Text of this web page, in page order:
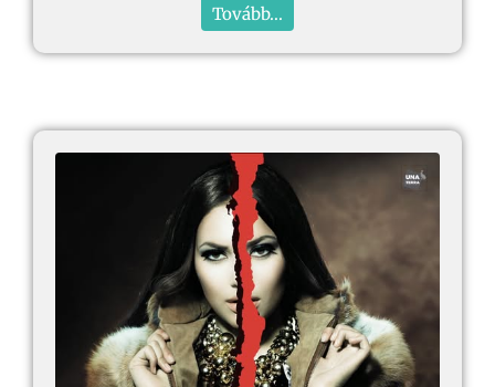
Tovább...